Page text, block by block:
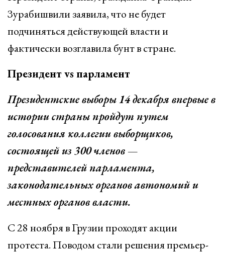
Зурабишвили заявила, что не будет
подчиняться действующей власти и
фактически возглавила бунт в стране.
Президент vs парламент
Президентские выборы 14 декабря впервые в
истории страны пройдут путем
голосования коллегии выборщиков,
состоящей из 300 членов —
представителей парламента,
законодательных органов автономий и
местных органов власти.
С 28 ноября в Грузии проходят акции
протеста. Поводом стали решения премьер-